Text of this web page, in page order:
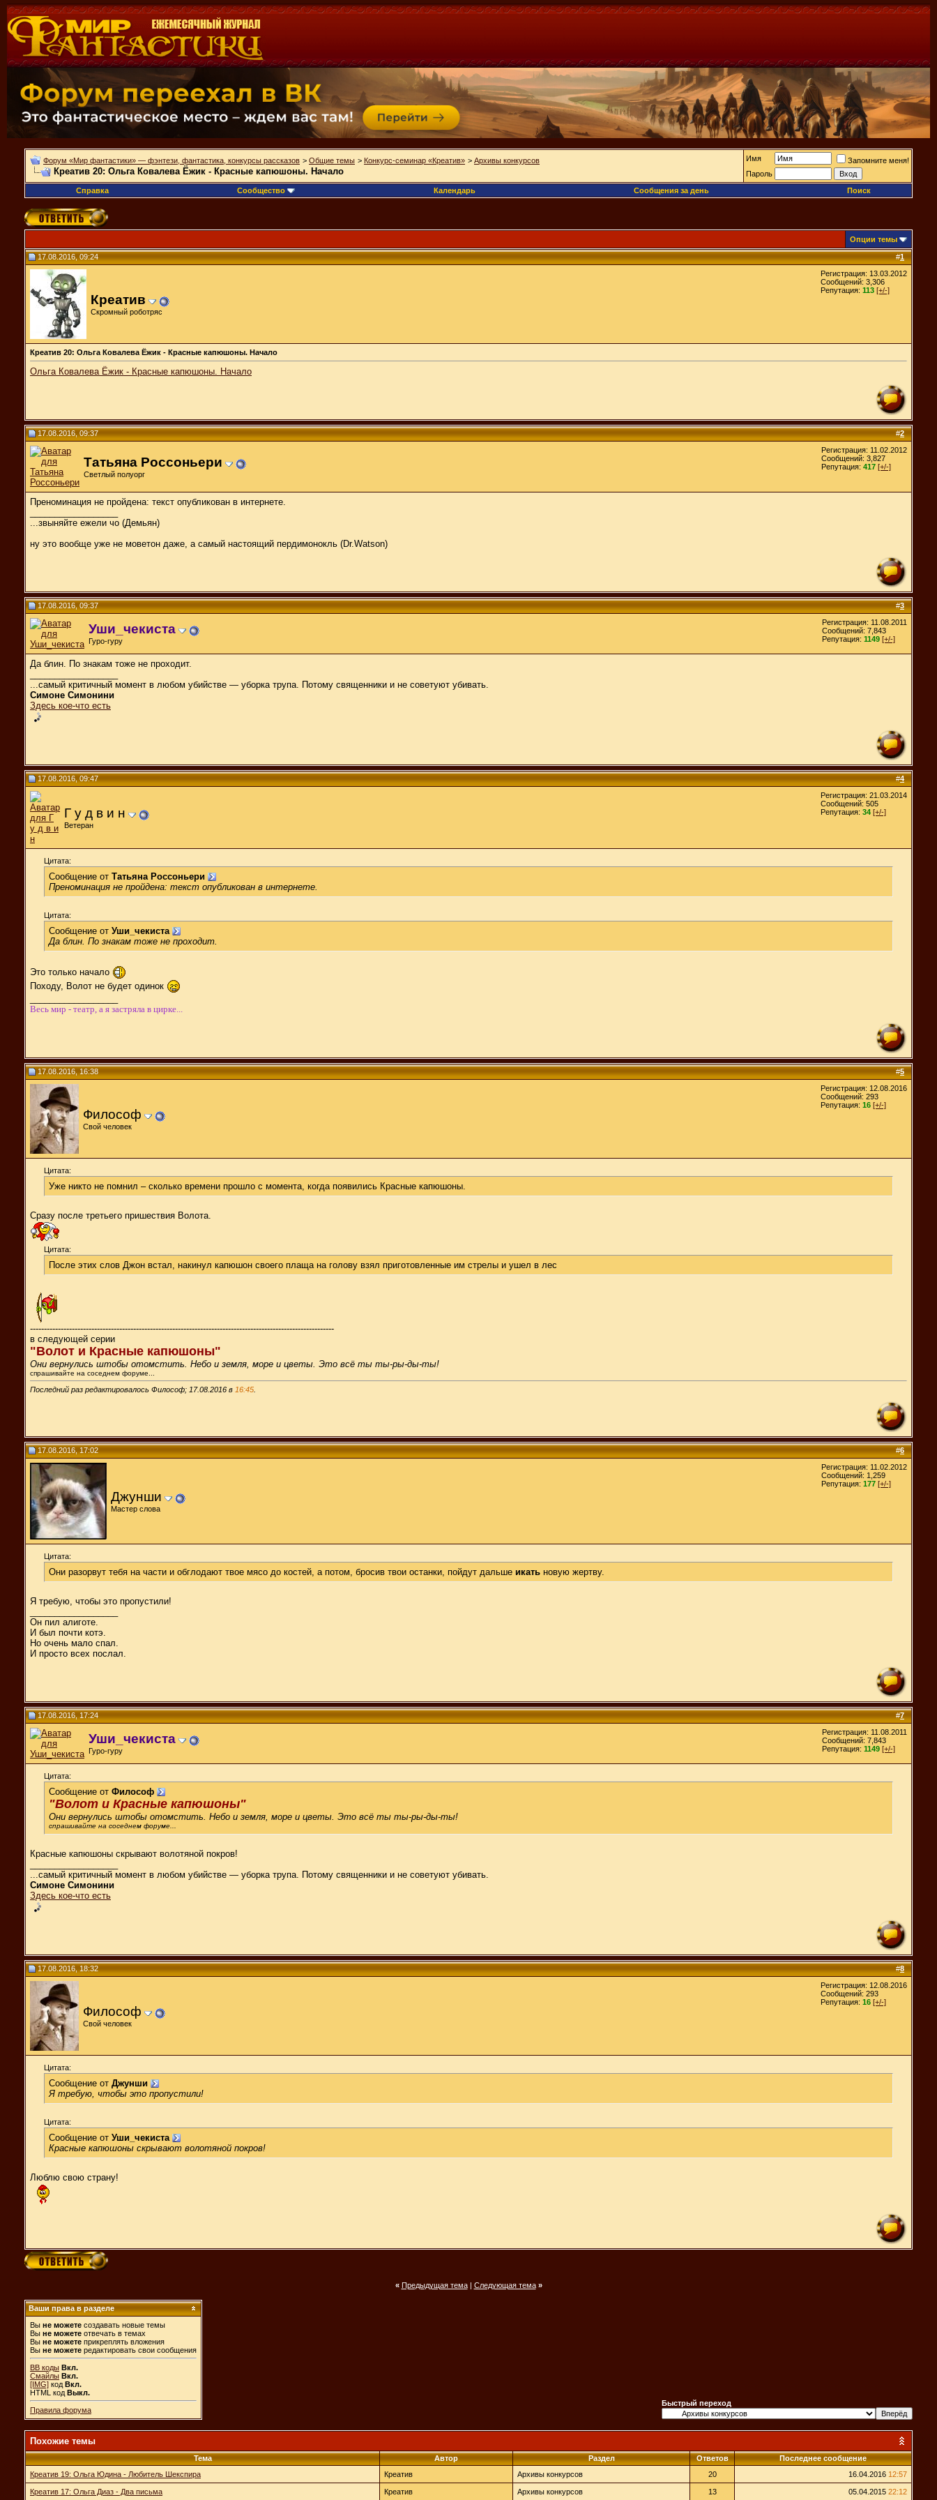
Форум «Мир фантастики» — фэнтези, фантастика, конкурсы рассказов > Общие темы > Конкурс-семинар «Креатив» > Архивы конкурсов
Креатив 20: Ольга Ковалева Ёжик - Красные капюшоны. Начало
Имя
Запомните меня!
Пароль
Справка
Сообщество Календарь Сообщения за день Поиск
Опции темы
#1
17.08.2016, 09:24
Креатив
Скромный роботряс
Регистрация: 13.03.2012
Сообщений: 3,306
Репутация: 113 [+/-]
Креатив 20: Ольга Ковалева Ёжик - Красные капюшоны. Начало
Ольга Ковалева Ёжик - Красные капюшоны. Начало
#2
17.08.2016, 09:37
Татьяна Россоньери
Светлый полуорг
Регистрация: 11.02.2012
Сообщений: 3,827
Репутация: 417 [+/-]
Преноминация не пройдена: текст опубликован в интернете.
...звыняйте ежели чо (Демьян)
ну это вообще уже не моветон даже, а самый настоящий пердимонокль (Dr.Watson)
#3
17.08.2016, 09:37
Уши_чекиста
Гуро-гуру
Регистрация: 11.08.2011
Сообщений: 7,843
Репутация: 1149 [+/-]
Да блин. По знакам тоже не проходит.
...самый критичный момент в любом убийстве — уборка трупа. Потому священники и не советуют убивать.
Симоне Симонини
Здесь кое-что есть
#4
17.08.2016, 09:47
Г у д в и н
Ветеран
Регистрация: 21.03.2014
Сообщений: 505
Репутация: 34 [+/-]
Цитата:
Сообщение от Татьяна Россоньери
Преноминация не пройдена: текст опубликован в интернете.
Цитата:
Сообщение от Уши_чекиста
Да блин. По знакам тоже не проходит.
Это только начало
Походу, Волот не будет одинок
Весь мир - театр, а я застряла в цирке...
#5
17.08.2016, 16:38
Философ
Свой человек
Регистрация: 12.08.2016
Сообщений: 293
Репутация: 16 [+/-]
Цитата:
Уже никто не помнил – сколько времени прошло с момента, когда появились Красные капюшоны.
Сразу после третьего пришествия Волота.
Цитата:
После этих слов Джон встал, накинул капюшон своего плаща на голову взял приготовленные им стрелы и ушел в лес
-------------------------------------------------------------------------------------------------------------
в следующей серии
"Волот и Красные капюшоны"
Они вернулись штобы отомстить. Небо и земля, море и цветы. Это всё ты ты-ры-ды-ты!
спрашивайте на соседнем форуме...
Последний раз редактировалось Философ; 17.08.2016 в 16:45
#6
17.08.2016, 17:02
Джунши
Мастер слова
Регистрация: 11.02.2012
Сообщений: 1,259
Репутация: 177 [+/-]
Цитата:
Они разорвут тебя на части и обглодают твое мясо до костей, а потом, бросив твои останки, пойдут дальше икать новую жертву.
Я требую, чтобы это пропустили!
Он пил алиготе.
И был почти котэ.
Но очень мало спал.
И просто всех послал.
#7
17.08.2016, 17:24
Уши_чекиста
Гуро-гуру
Регистрация: 11.08.2011
Сообщений: 7,843
Репутация: 1149 [+/-]
Цитата:
Сообщение от Философ
"Волот и Красные капюшоны"
Они вернулись штобы отомстить. Небо и земля, море и цветы. Это всё ты ты-ры-ды-ты!
спрашивайте на соседнем форуме...
Красные капюшоны скрывают волотяной покров!
...самый критичный момент в любом убийстве — уборка трупа. Потому священники и не советуют убивать.
Симоне Симонини
Здесь кое-что есть
#8
17.08.2016, 18:32
Философ
Свой человек
Регистрация: 12.08.2016
Сообщений: 293
Репутация: 16 [+/-]
Цитата:
Сообщение от Джунши
Я требую, чтобы это пропустили!
Цитата:
Сообщение от Уши_чекиста
Красные капюшоны скрывают волотяной покров!
Люблю свою страну!
« Предыдущая тема| Следующая тема »
Ваши права в разделе
Вы не можете создавать новые темы
Вы не можете отвечать в темах
Вы не можете прикреплять вложения
Вы не можете редактировать свои сообщения
BB коды Вкл.
Смайлы Вкл.
[IMG] код Вкл.
HTML код Выкл.
Правила форума
Быстрый переход
Похожие темы
Тема Автор Раздел Ответов
Последнее сообщение
Креатив 19: Ольга Юдина - Любитель Шекспира
Креатив Архивы конкурсов 20 16.04.2016 12:57
Креатив 17: Ольга Диаз - Два письма Креатив Архивы конкурсов 13 05.04.2015 22:12